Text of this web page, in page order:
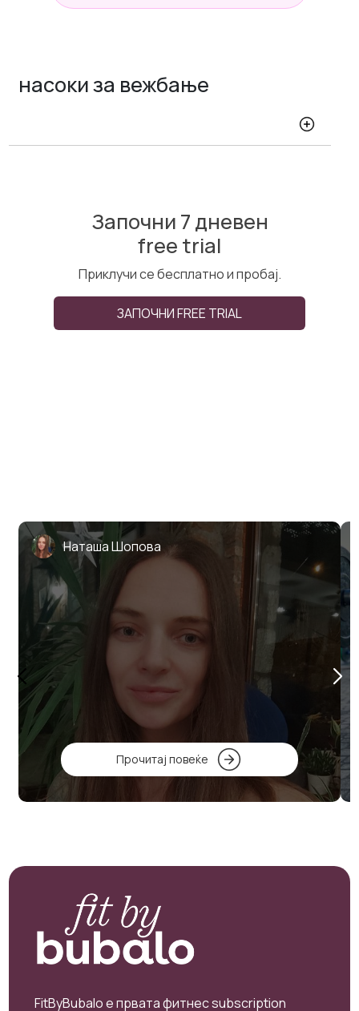
насоки за вежбање
Започни 7 дневен
free trial
Приклучи се бесплатно и пробај.
ЗАПОЧНИ FREE TRIAL
Наташа Шопова
Прочитај повеќе
FitByBubalo e првата фитнес subscription